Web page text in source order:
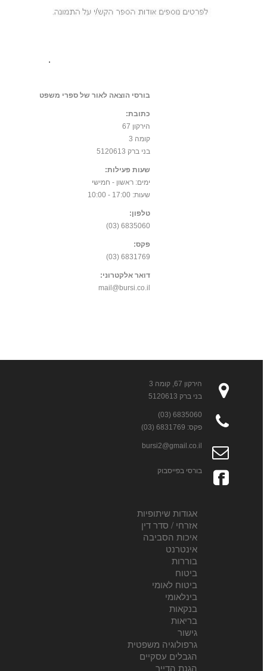
בורסי הוצאה לאור של ספרי משפט
כתובת:
הירקון 67
קומה 3
בני ברק 5120613
שעות פעילות:
ימים: ראשון - חמישי
שעות: 17:00 - 10:00
טלפון:
6835060 (03)
פקס:
6831769 (03)
דואר אלקטרוני:
mail@bursi.co.il
הירקון 67, קומה 3
בני ברק 5120613
6835060 (03)
פקס: 6831769 (03)
bursi2@gmail.co.il
בורסי בפייסבוק
אגודות שיתופיות
אזרחי / סדר דין
איכות הסביבה
אינטרנט
בוררות
ביטוח
ביטוח לאומי
בינלאומי
בנקאות
בריאות
גישור
גרפולוגיה משפטית
הגבלים עסקיים
הגנת הדייר